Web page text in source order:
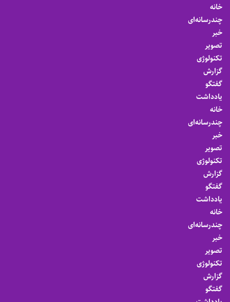
خانه
چندرسانه‌ای
خبر
تصویر
تکنولوژی
گزارش
گفتگو
یادداشت
خانه
چندرسانه‌ای
خبر
تصویر
تکنولوژی
گزارش
گفتگو
یادداشت
خانه
چندرسانه‌ای
خبر
تصویر
تکنولوژی
گزارش
گفتگو